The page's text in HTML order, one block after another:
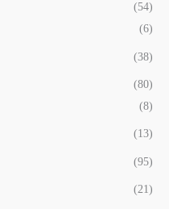
(54)
(6)
(38)
(80)
(8)
(13)
(95)
(21)